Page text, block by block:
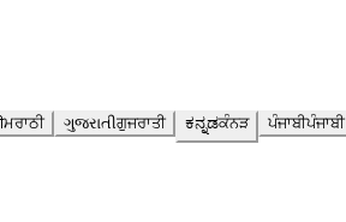
ਮਰਾਠੀ ગુજરાતીਗੁਜਰਾਤੀ ಕನ್ನಡਕੰਨੜ ਪੰਜਾਬੀਪੰਜਾਬੀ